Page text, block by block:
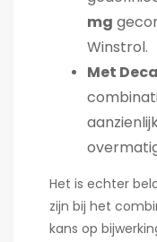
mg
Winstrol.
Met
Het is echter
zijn bij het
kans op